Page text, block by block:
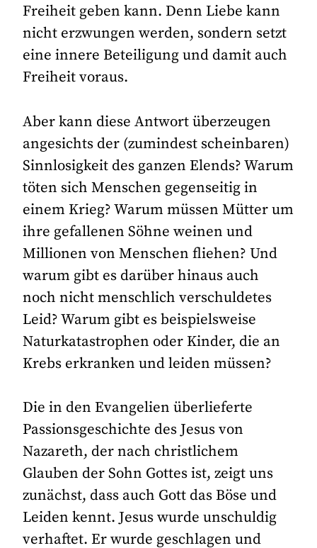
Freiheit geben kann. Denn Liebe kann
nicht erzwungen werden, sondern setzt
eine innere Beteiligung und damit auch
Freiheit voraus.
Aber kann diese Antwort überzeugen
angesichts der (zumindest scheinbaren)
Sinnlosigkeit des ganzen Elends? Warum
töten sich Menschen gegenseitig in
einem Krieg? Warum müssen Mütter um
ihre gefallenen Söhne weinen und
Millionen von Menschen fliehen? Und
warum gibt es darüber hinaus auch
noch nicht menschlich verschuldetes
Leid? Warum gibt es beispielsweise
Naturkatastrophen oder Kinder, die an
Krebs erkranken und leiden müssen?
Die in den Evangelien überlieferte
Passionsgeschichte des Jesus von
Nazareth, der nach christlichem
Glauben der Sohn Gottes ist, zeigt uns
zunächst, dass auch Gott das Böse und
Leiden kennt. Jesus wurde unschuldig
verhaftet. Er wurde geschlagen und